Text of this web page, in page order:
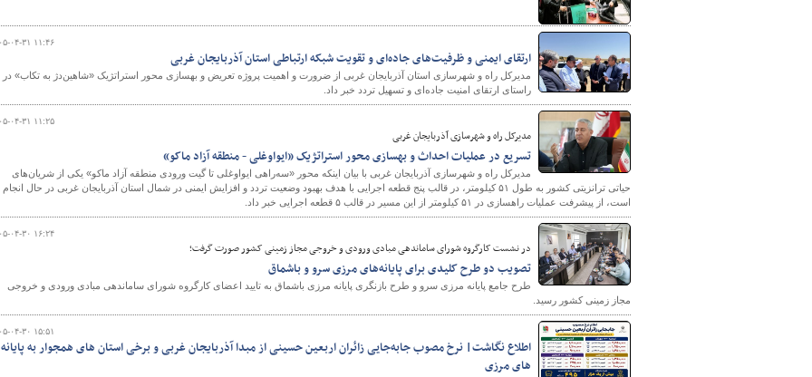
۱۴۰۵-۰۴-۳۱
ارتقای ایمنی و ظرفیت‌های جاده‌ای و تقویت شبکه ارتباطی استان آذربایجان غربی
مدیرکل راه و شهرسازی استان آذربایجان غربی از ضرورت و اهمیت پروژه تعریض و بهسازی محور استراتژیک «شاهین‌دژ به تکاب» در
راستای ارتقای امنیت جاده‌ای و تسهیل تردد خبر داد.
۱۴۰۵-۰۴-۳۱
مدیرکل راه و شهرسازی آذربایجان غربی
تسریع در عملیات احداث و بهسازی محور استراتژیک «ایواوغلی - منطقه آزاد ماکو»
مدیرکل راه و شهرسازی آذربایجان غربی با بیان اینکه محور «سه‌راهی ایواوغلی تا گیت ورودی منطقه آزاد ماکو» یکی از شریان‌های
حیاتی ترانزیتی کشور به طول ۵۱ کیلومتر، در قالب پنج قطعه اجرایی با هدف بهبود وضعیت تردد و افزایش ایمنی در شمال استان آذربایجان غربی در حال انجام
است، از پیشرفت عملیات راهسازی در ۵۱ کیلومتر از این مسیر در قالب ۵ قطعه اجرایی خبر داد.
۱۴۰۵-۰۴-۳۰
در نشست کارگروه شورای ساماندهی مبادی ورودی و خروجی مجاز زمینی کشور صورت گرفت؛
تصویب دو طرح کلیدی برای پایانه‌های مرزی سرو و باشماق
طرح جامع پایانه مرزی سرو و طرح بازنگری پایانه مرزی باشماق به تایید اعضای کارگروه شورای ساماندهی مبادی ورودی و خروجی
مجاز زمینی کشور رسید.
۱۴۰۵-۰۴-۳۰
اطلاع نگاشت| نرخ مصوب جابه‌جایی زائران اربعین حسینی از مبدا آذربایجان غربی و برخی استان های همجوار به پایانه
های مرزی